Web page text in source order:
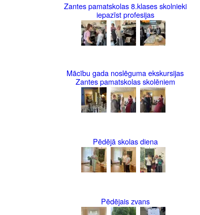
Zantes pamatskolas 8.klases skolnieki
iepazīst profesijas
Mācību gada noslēguma ekskursijas
Zantes pamatskolas skolēniem
Pēdējā skolas diena
Pēdējais zvans